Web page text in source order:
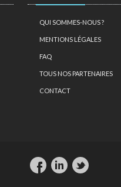
QUI SOMMES-NOUS ?
MENTIONS LÉGALES
FAQ
TOUS NOS PARTENAIRES
CONTACT